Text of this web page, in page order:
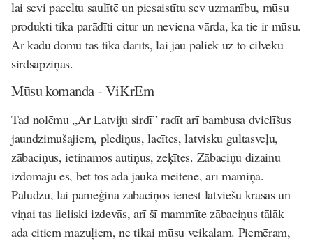
lai sevi paceltu saulītē un piesaistītu sev uzmanību, mūsu
produkti tika parādīti citur un neviena vārda, ka tie ir mūsu.
Ar kādu domu tas tika darīts, lai jau paliek uz to cilvēku
sirdsapziņas.
Mūsu komanda - ViKrEm
Tad nolēmu „Ar Latviju sirdī” radīt arī bambusa dvielīšus
jaundzimušajiem, plediņus, lacītes, latvisku gultasveļu,
zābaciņus, ietinamos autiņus, zeķītes. Zābaciņu dizainu
izdomāju es, bet tos ada jauka meitene, arī māmiņa.
Palūdzu, lai pamēģina zābaciņos ienest latviešu krāsas un
viņai tas lieliski izdevās, arī šī mammīte zābaciņus tālāk
ada citiem mazuļiem, ne tikai mūsu veikalam. Piemēram,